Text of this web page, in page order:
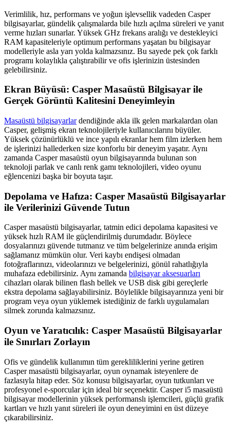
Verimlilik, hız, performans ve yoğun işlevsellik vadeden Casper
bilgisayarlar, gündelik çalışmalarda bile hızlı açılma süreleri ve yanıt
verme hızları sunarlar. Yüksek GHz frekans aralığı ve destekleyici
RAM kapasiteleriyle optimum performans yaşatan bu bilgisayar
modelleriyle asla yarı yolda kalmazsınız. Bu sayede pek çok farklı
programı kolaylıkla çalıştırabilir ve ofis işlerinizin üstesinden
gelebilirsiniz.
Ekran Büyüsü: Casper Masaüstü Bilgisayar ile
Gerçek Görüntü Kalitesini Deneyimleyin
Masaüstü bilgisayarlardendiğinde akla ilk gelen markalardan olan
Casper, gelişmiş ekran teknolojileriyle kullanıcılarını büyüler.
Yüksek çözünürlüklü ve ince yapılı ekranlar hem film izlerken hem
de işlerinizi hallederken size konforlu bir deneyim yaşatır. Aynı
zamanda Casper masaüstü oyun bilgisayarında bulunan son
teknoloji parlak ve canlı renk gamı teknolojileri, video oyunu
eğlencenizi başka bir boyuta taşır.
Depolama ve Hafıza: Casper Masaüstü Bilgisayarlar
ile Verilerinizi Güvende Tutun
Casper masaüstü bilgisayarlar, tatmin edici depolama kapasitesi ve
yüksek hızlı RAM ile güçlendirilmiş durumdadır. Böylece
dosyalarınızı güvende tutmanız ve tüm belgelerinize anında erişim
sağlamanız mümkün olur. Veri kaybı endişesi olmadan
fotoğraflarınızı, videolarınızı ve belgelerinizi, gönül rahatlığıyla
muhafaza edebilirsiniz. Aynı zamanda bilgisayar aksesuarları
cihazları olarak bilinen flash bellek ve USB disk gibi gereçlerle
ekstra depolama sağlayabilirsiniz. Böylelikle bilgisayarınıza yeni bir
program veya oyun yüklemek istediğiniz de farklı uygulamaları
silmek zorunda kalmazsınız.
Oyun ve Yaratıcılık: Casper Masaüstü Bilgisayarlar
ile Sınırları Zorlayın
Ofis ve gündelik kullanımın tüm gerekliliklerini yerine getiren
Casper masaüstü bilgisayarlar, oyun oynamak isteyenlere de
fazlasıyla hitap eder. Söz konusu bilgisayarlar, oyun tutkunları ve
profesyonel e-sporcular için ideal bir seçenektir. Casper i5 masaüstü
bilgisayar modellerinin yüksek performanslı işlemcileri, güçlü grafik
kartları ve hızlı yanıt süreleri ile oyun deneyimini en üst düzeye
çıkarabilirsiniz.